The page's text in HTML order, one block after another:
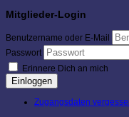
Mitglieder-Login
Benutzername oder E-Mail
Passwort
Erinnere Dich an mich
Einloggen
Zugangsdaten